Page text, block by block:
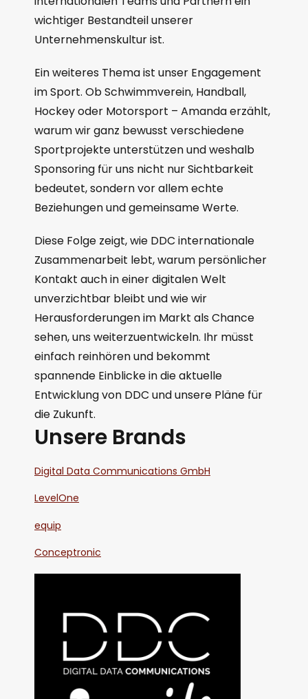
wichtiger Bestandteil unserer
Unternehmenskultur ist.
Ein weiteres Thema ist unser Engagement
im Sport. Ob Schwimmverein, Handball,
Hockey oder Motorsport – Amanda erzählt,
warum wir ganz bewusst verschiedene
Sportprojekte unterstützen und weshalb
Sponsoring für uns nicht nur Sichtbarkeit
bedeutet, sondern vor allem echte
Beziehungen und gemeinsame Werte.
Diese Folge zeigt, wie DDC internationale
Zusammenarbeit lebt, warum persönlicher
Kontakt auch in einer digitalen Welt
unverzichtbar bleibt und wie wir
Herausforderungen im Markt als Chance
sehen, uns weiterzuentwickeln. Ihr müsst
einfach reinhören und bekommt
spannende Einblicke in die aktuelle
Entwicklung von DDC und unsere Pläne für
die Zukunft.
Unsere Brands
Digital Data Communications GmbH
LevelOne
equip
Conceptronic